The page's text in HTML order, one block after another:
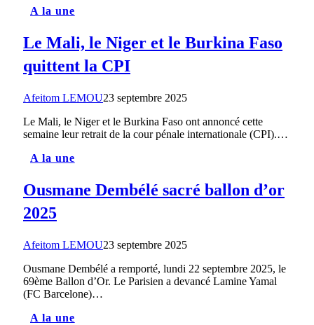
A la une
Le Mali, le Niger et le Burkina Faso
quittent la CPI
Afeitom LEMOU23 septembre 2025
Le Mali, le Niger et le Burkina Faso ont annoncé cette
semaine leur retrait de la cour pénale internationale (CPI).…
A la une
Ousmane Dembélé sacré ballon d’or
2025
Afeitom LEMOU23 septembre 2025
Ousmane Dembélé a remporté, lundi 22 septembre 2025, le
69ème Ballon d’Or. Le Parisien a devancé Lamine Yamal
(FC Barcelone)…
A la une